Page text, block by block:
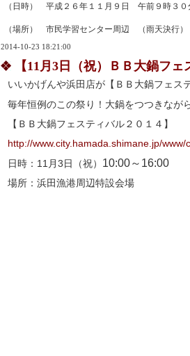
（日時） 平成２６年１１月９日 午前９時３０
（場所） 市民学習センター周辺 （雨天決行）
2014-10-23 18:21:00
【11月3日（祝）ＢＢ大鍋フ
いいかげんや浜田店が【ＢＢ大鍋フェス
毎年恒例のこの祭り！大鍋をつつきなが
【ＢＢ大鍋フェスティバル２０１４】
http://www.city.hamada.shimane.jp/www/
日時：11月3日（祝） 10:00～16:00
場所：浜田漁港周辺特設会場